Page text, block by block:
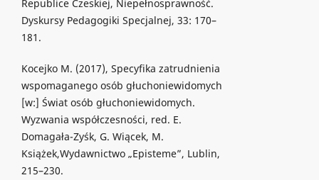
Republice Czeskiej, Niepełnosprawność.
Dyskursy Pedagogiki Specjalnej, 33: 170–
181.
Kocejko M. (2017), Specyfika zatrudnienia
wspomaganego osób głuchoniewidomych
[w:] Świat osób głuchoniewidomych.
Wyzwania współczesności, red. E.
Domagała-Zyśk, G. Wiącek, M.
Książek,Wydawnictwo „Episteme”, Lublin,
215–230.